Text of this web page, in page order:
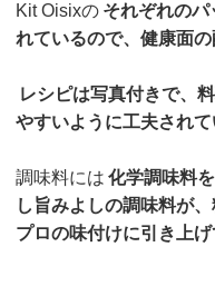
Kit Oisixの それぞれのパ
れているので、健康面
レシピは写真付きで、
やすいように工夫されて
調味料には 化学調味料
し旨みよしの調味料が
プロの味付けに引き上